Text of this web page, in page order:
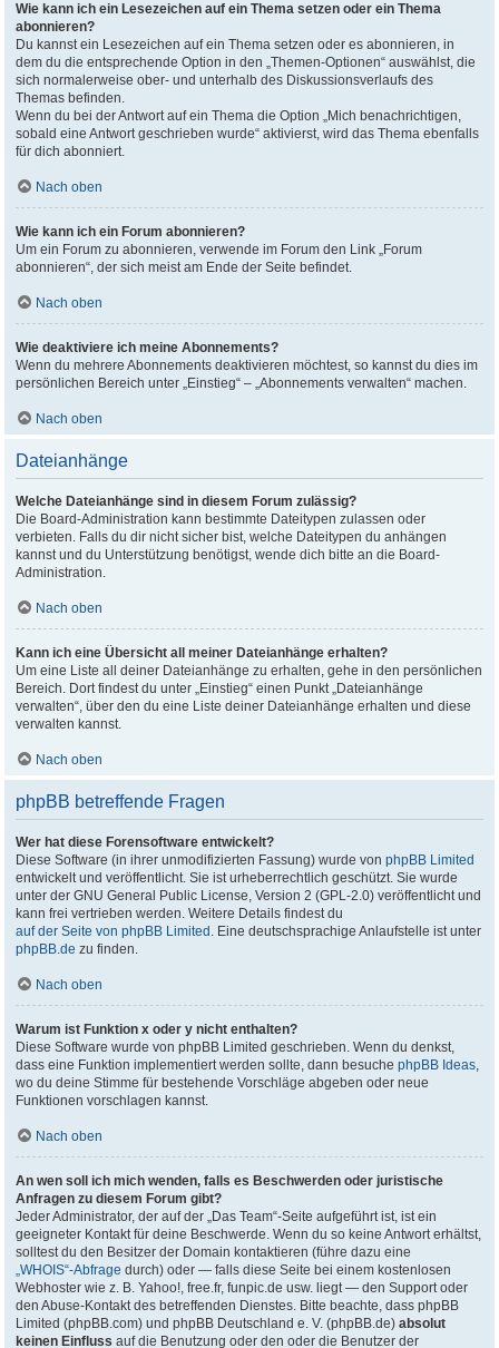
Wie kann ich ein Lesezeichen auf ein Thema setzen oder ein Thema
abonnieren?
Du kannst ein Lesezeichen auf ein Thema setzen oder es abonnieren, in
dem du die entsprechende Option in den „Themen-Optionen“ auswählst, die
sich normalerweise ober- und unterhalb des Diskussionsverlaufs des
Themas befinden.
Wenn du bei der Antwort auf ein Thema die Option „Mich benachrichtigen,
sobald eine Antwort geschrieben wurde“ aktivierst, wird das Thema ebenfalls
für dich abonniert.
Nach oben
Wie kann ich ein Forum abonnieren?
Um ein Forum zu abonnieren, verwende im Forum den Link „Forum
abonnieren“, der sich meist am Ende der Seite befindet.
Nach oben
Wie deaktiviere ich meine Abonnements?
Wenn du mehrere Abonnements deaktivieren möchtest, so kannst du dies im
persönlichen Bereich unter „Einstieg“ – „Abonnements verwalten“ machen.
Nach oben
Dateianhänge
Welche Dateianhänge sind in diesem Forum zulässig?
Die Board-Administration kann bestimmte Dateitypen zulassen oder
verbieten. Falls du dir nicht sicher bist, welche Dateitypen du anhängen
kannst und du Unterstützung benötigst, wende dich bitte an die Board-
Administration.
Nach oben
Kann ich eine Übersicht all meiner Dateianhänge erhalten?
Um eine Liste all deiner Dateianhänge zu erhalten, gehe in den persönlichen
Bereich. Dort findest du unter „Einstieg“ einen Punkt „Dateianhänge
verwalten“, über den du eine Liste deiner Dateianhänge erhalten und diese
verwalten kannst.
Nach oben
phpBB betreffende Fragen
Wer hat diese Forensoftware entwickelt?
Diese Software (in ihrer unmodifizierten Fassung) wurde vonphpBB Limited
entwickelt und veröffentlicht. Sie ist urheberrechtlich geschützt. Sie wurde
unter der GNU General Public License, Version 2 (GPL-2.0) veröffentlicht und
kann frei vertrieben werden. Weitere Details findest du
auf der Seite von phpBB Limited . Eine deutschsprachige Anlaufstelle ist unter
phpBB.de zu finden.
Nach oben
Warum ist Funktion x oder y nicht enthalten?
Diese Software wurde von phpBB Limited geschrieben. Wenn du denkst,
dass eine Funktion implementiert werden sollte, dann besuchephpBB Ideas,
wo du deine Stimme für bestehende Vorschläge abgeben oder neue
Funktionen vorschlagen kannst.
Nach oben
An wen soll ich mich wenden, falls es Beschwerden oder juristische
Anfragen zu diesem Forum gibt?
Jeder Administrator, der auf der „Das Team“-Seite aufgeführt ist, ist ein
geeigneter Kontakt für deine Beschwerde. Wenn du so keine Antwort erhältst,
solltest du den Besitzer der Domain kontaktieren (führe dazu eine
„WHOIS“-Abfrage durch) oder — falls diese Seite bei einem kostenlosen
Webhoster wie z. B. Yahoo!, free.fr, funpic.de usw. liegt — den Support oder
den Abuse-Kontakt des betreffenden Dienstes. Bitte beachte, dass phpBB
Limited (phpBB.com) und phpBB Deutschland e. V. (phpBB.de)absolut
keinen Einfluss auf die Benutzung oder den oder die Benutzer der